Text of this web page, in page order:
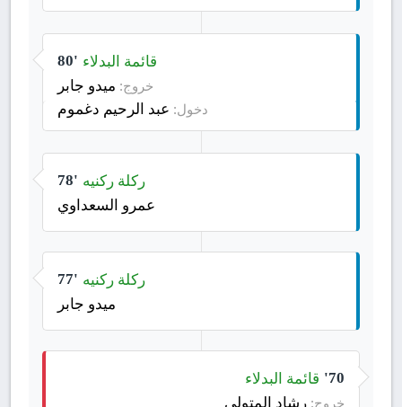
80' قائمة البدلاء
خروج: ميدو جابر
دخول: عبد الرحيم دغموم
78' ركلة ركنيه
عمرو السعداوي
77' ركلة ركنيه
ميدو جابر
70' قائمة البدلاء
خروج: رشاد المتولي